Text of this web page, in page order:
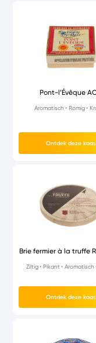
Pont-l’Évêque
Aromatisch Romig
Ontdek deze kaas
Brie fermier à la truffe
Ziltig Pikant Aromatisch
Ontdek deze kaas